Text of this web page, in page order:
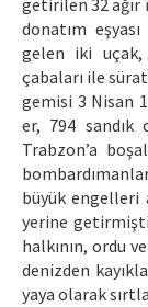
getirilen 32 ağır
donatım
gelen iki uçak,
çabaları ile
gemisi 3 Nisan
er, 794
Trabzon’a
büyük engelleri
yerine
halkının, ordu
denizden
yaya olarak